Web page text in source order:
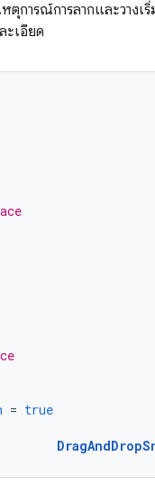
หตุการณ์การลากและวางเ
ะเอียด
= true